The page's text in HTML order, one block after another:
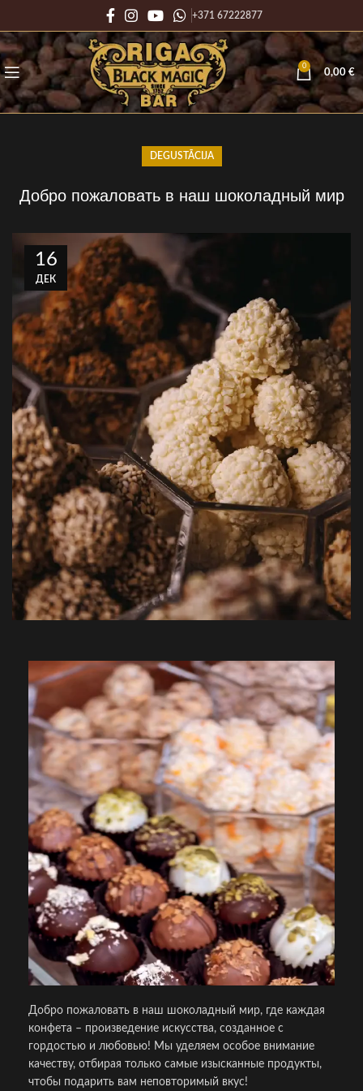
+371 67222877
0
0,00 €
DEGUSTĀCIJA
Добро пожаловать в наш шоколадный мир
16
ДЕК
Добро пожаловать в наш шоколадный мир, где каждая
конфета – произведение искусства, созданное с
гордостью и любовью! Мы уделяем особое внимание
качеству, отбирая только самые изысканные продукты,
чтобы подарить вам неповторимый вкус!